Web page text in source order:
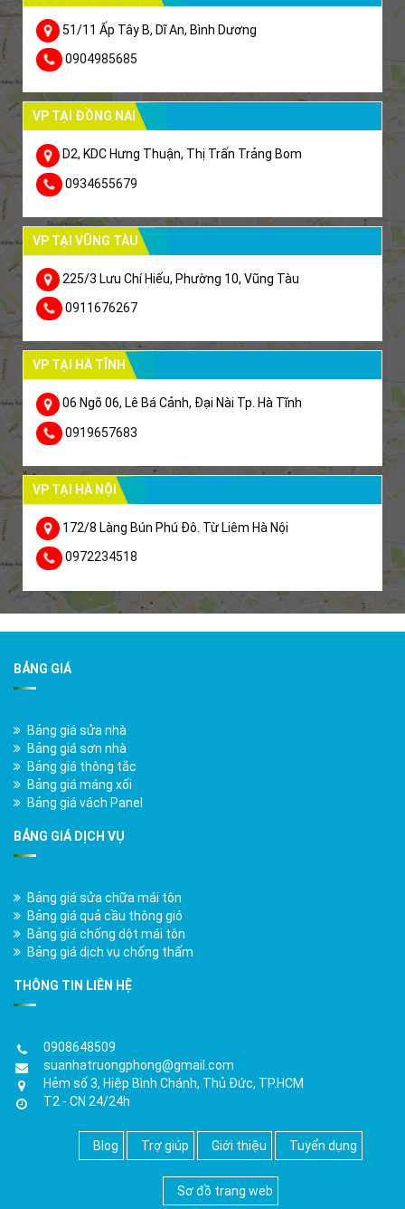
51/11 Ấp Tây B, Dĩ An, Bình Dương
0904985685
VP TẠI ĐỒNG NAI
D2, KDC Hưng Thuận, Thị Trấn Trảng Bom
0934655679
VP TẠI VŨNG TÀU
225/3 Lưu Chí Hiếu, Phường 10, Vũng Tàu
0911676267
VP TẠI HÀ TĨNH
06 Ngõ 06, Lê Bá Cảnh, Đại Nài Tp. Hà Tĩnh
0919657683
VP TẠI HÀ NỘI
172/8 Làng Bún Phú Đô. Từ Liêm Hà Nội
0972234518
BẢNG GIÁ
Bảng giá sửa nhà
Bảng giá sơn nhà
Bảng giá thông tắc
Bảng giá máng xối
Bảng giá vách Panel
BẢNG GIÁ DỊCH VỤ
Bảng giá sửa chữa mái tôn
Bảng giá quả cầu thông gió
Bảng giá chống dột mái tôn
Bảng giá dịch vụ chống thấm
THÔNG TIN LIÊN HỆ
0908648509
suanhatruongphong@gmail.com
Hẻm số 3, Hiệp Bình Chánh, Thủ Đức, TP.HCM
T2 - CN 24/24h
Blog Trợ giúp Giới thiệu Tuyển dụng
Sơ đồ trang web